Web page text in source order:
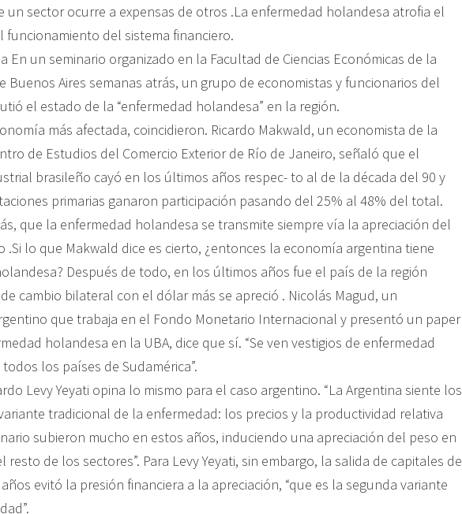
un sector ocurre a expensas de otros .La enfermedad holandesa atrofia el
funcionamiento del sistema financiero.
En un seminario organizado en la Facultad de Ciencias Económicas de la
Buenos Aires semanas atrás, un grupo de economistas y funcionarios del
el estado de la “enfermedad holandesa” en la región.
más afectada, coincidieron. Ricardo Makwald, un economista de la
de Estudios del Comercio Exterior de Río de Janeiro, señaló que el
brasileño cayó en los últimos años respec- to al de la década del 90 y
primarias ganaron participación pasando del 25% al 48% del total.
que la enfermedad holandesa se transmite siempre vía la apreciación del
.Si lo que Makwald dice es cierto, ¿entonces la economía argentina tiene
Después de todo, en los últimos años fue el país de la región
cambio bilateral con el dólar más se apreció . Nicolás Magud, un
que trabaja en el Fondo Monetario Internacional y presentó un paper
holandesa en la UBA, dice que sí. “Se ven vestigios de enfermedad
los países de Sudamérica”.
Levy Yeyati opina lo mismo para el caso argentino. “La Argentina siente los
tradicional de la enfermedad: los precios y la productividad relativa
subieron mucho en estos años, induciendo una apreciación del peso en
resto de los sectores”. Para Levy Yeyati, sin embargo, la salida de capitales de
evitó la presión financiera a la apreciación, “que es la segunda variante